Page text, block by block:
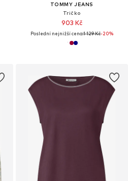
TOMMY JEANS
Tričko
903 Kč
Poslední nejnižší cena:1 129 Kč-20%